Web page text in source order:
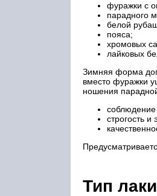
фуражки с
парадного
белой
пояса;
хромовых
лайковых
Зимняя форма
вместо фуражки
ношения
строгость
Тип